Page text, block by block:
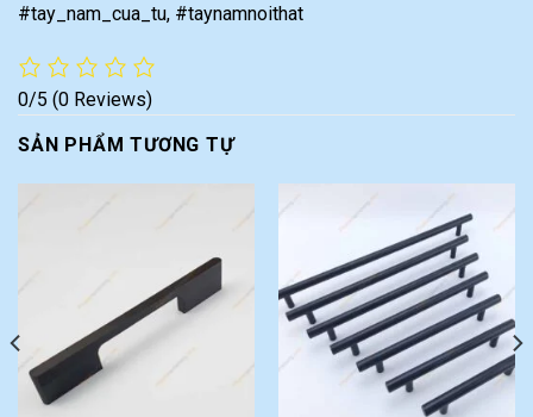
#tay_nam_cua_tu, #taynamnoithat
0/5 (0 Reviews)
SẢN PHẨM TƯƠNG TỰ